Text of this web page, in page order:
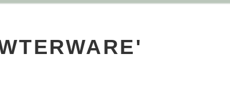
REINHARD
MÄRZ 26, 2015